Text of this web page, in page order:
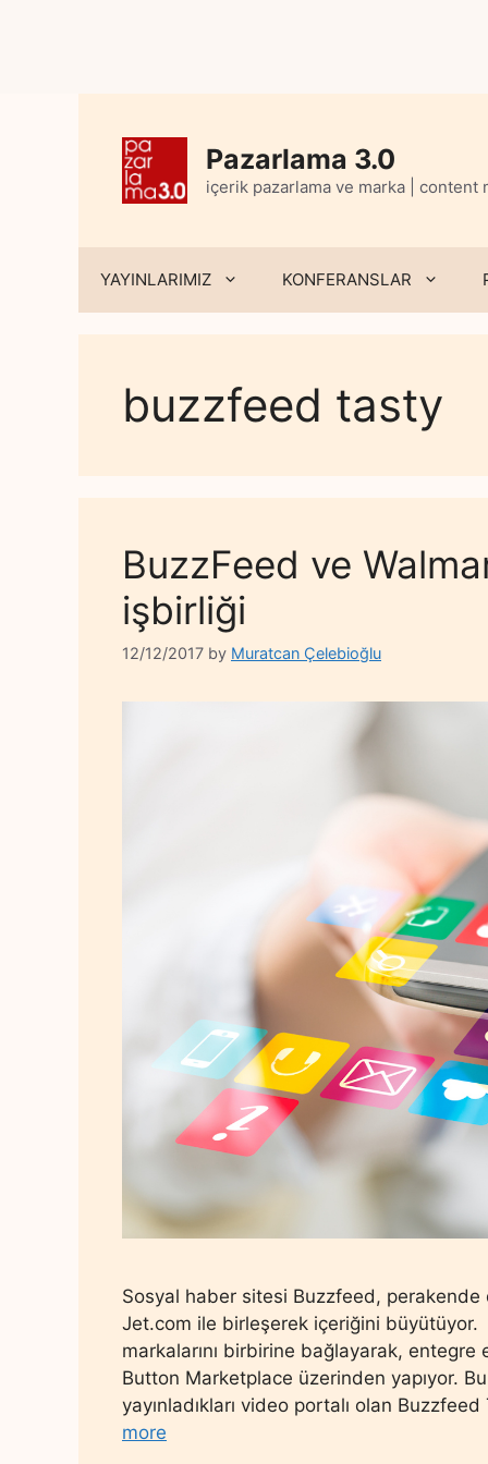
Pazarlama 3.0
içerik pazarlama ve marka | content
YAYINLARIMIZ KONFERANSLAR
buzzfeed tasty
BuzzFeed ve
işbirliği
12/12/2017 by Muratcan Çelebioğlu
Sosyal haber sitesi Buzzfeed,
Jet.com ile birleşerek içeriğini
markalarını birbirine bağlayarak,
Button Marketplace üzerinden yapıyor.
yayınladıkları video portalı olan
more